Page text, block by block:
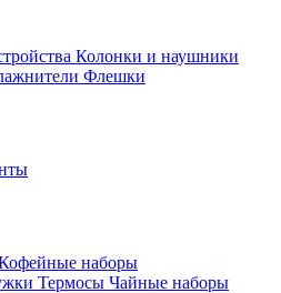
Колонки и наушники
Флешки
наборы
Термосы Чайные наборы